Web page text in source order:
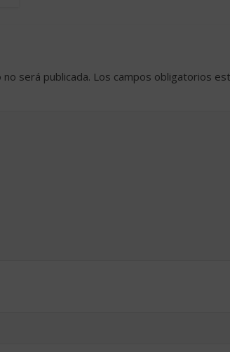
será publicada. Los campos obligatorios